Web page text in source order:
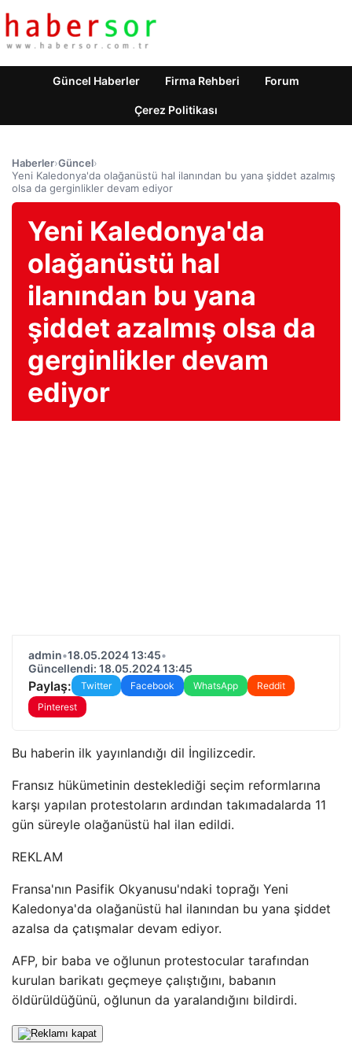
Güncel Haberler Firma Rehberi Forum
Çerez Politikası
Haberler›Güncel›
Yeni Kaledonya'da olağanüstü hal ilanından bu yana şiddet azalmış
olsa da gerginlikler devam ediyor
Yeni Kaledonya'da
olağanüstü hal
ilanından bu yana
şiddet azalmış olsa da
gerginlikler devam
ediyor
admin•18.05.2024 13:45•
Güncellendi: 18.05.2024 13:45
Paylaş: Twitter Facebook WhatsApp
Reddit
Pinterest
Bu haberin ilk yayınlandığı dil İngilizcedir.
Fransız hükümetinin desteklediği seçim reformlarına
karşı yapılan protestoların ardından takımadalarda 11
gün süreyle olağanüstü hal ilan edildi.
REKLAM
Fransa'nın Pasifik Okyanusu'ndaki toprağı Yeni
Kaledonya'da olağanüstü hal ilanından bu yana şiddet
azalsa da çatışmalar devam ediyor.
AFP, bir baba ve oğlunun protestocular tarafından
kurulan barikatı geçmeye çalıştığını, babanın
öldürüldüğünü, oğlunun da yaralandığını bildirdi.